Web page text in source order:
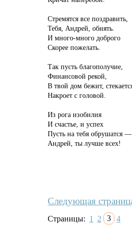
Стремятся все поздравить,
Тебя, Андрей, обнять.
И много-много доброго
Скорее пожелать.
Так пусть благополучие,
Финансовой рекой,
В твой дом бежит,
Накроет с головой.
Из рога изобилия
И счастье, и успех
Пусть на тебя обрушатся —
Андрей, ты лучше всех!
Следующая
Страницы: 1 2 3 4